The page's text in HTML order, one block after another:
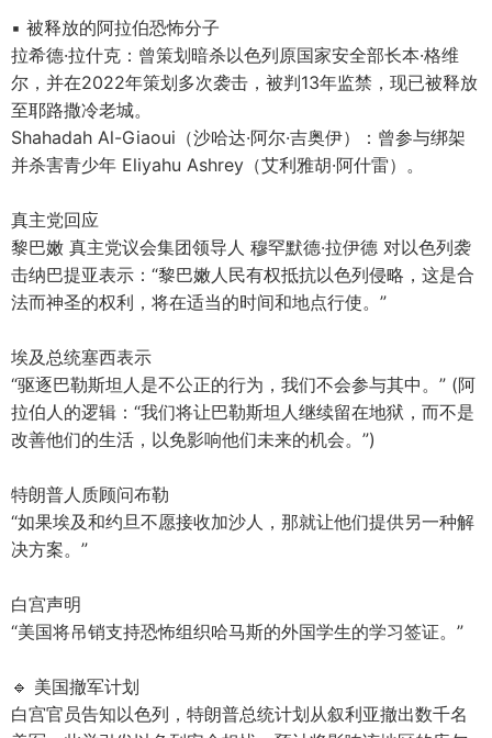
▪ 被释放的阿拉伯恐怖分子
拉希德·拉什克：曾策划暗杀以色列原国家安全部长本·格维
尔，并在2022年策划多次袭击，被判13年监禁，现已被释放
至耶路撒冷老城。
Shahadah Al-Giaoui（沙哈达·阿尔·吉奥伊）：曾参与绑架
并杀害青少年 Eliyahu Ashrey（艾利雅胡·阿什雷）。
真主党回应
黎巴嫩 真主党议会集团领导人 穆罕默德·拉伊德 对以色列袭
击纳巴提亚表示：“黎巴嫩人民有权抵抗以色列侵略，这是合
法而神圣的权利，将在适当的时间和地点行使。”
埃及总统塞西表示
“驱逐巴勒斯坦人是不公正的行为，我们不会参与其中。” (阿
拉伯人的逻辑：“我们将让巴勒斯坦人继续留在地狱，而不是
改善他们的生活，以免影响他们未来的机会。”)
特朗普人质顾问布勒
“如果埃及和约旦不愿接收加沙人，那就让他们提供另一种解
决方案。”
白宫声明
“美国将吊销支持恐怖组织哈马斯的外国学生的学习签证。”
🔹 美国撤军计划
白宫官员告知以色列，特朗普总统计划从叙利亚撤出数千名